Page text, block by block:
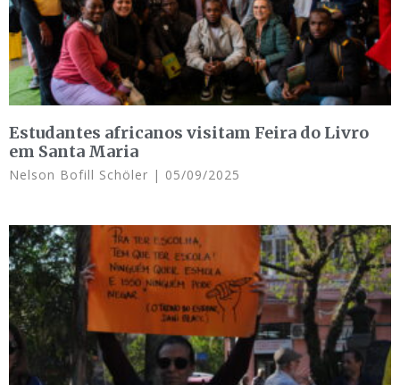
Estudantes africanos visitam Feira do Livro
em Santa Maria
Nelson Bofill Schöler 05/09/2025